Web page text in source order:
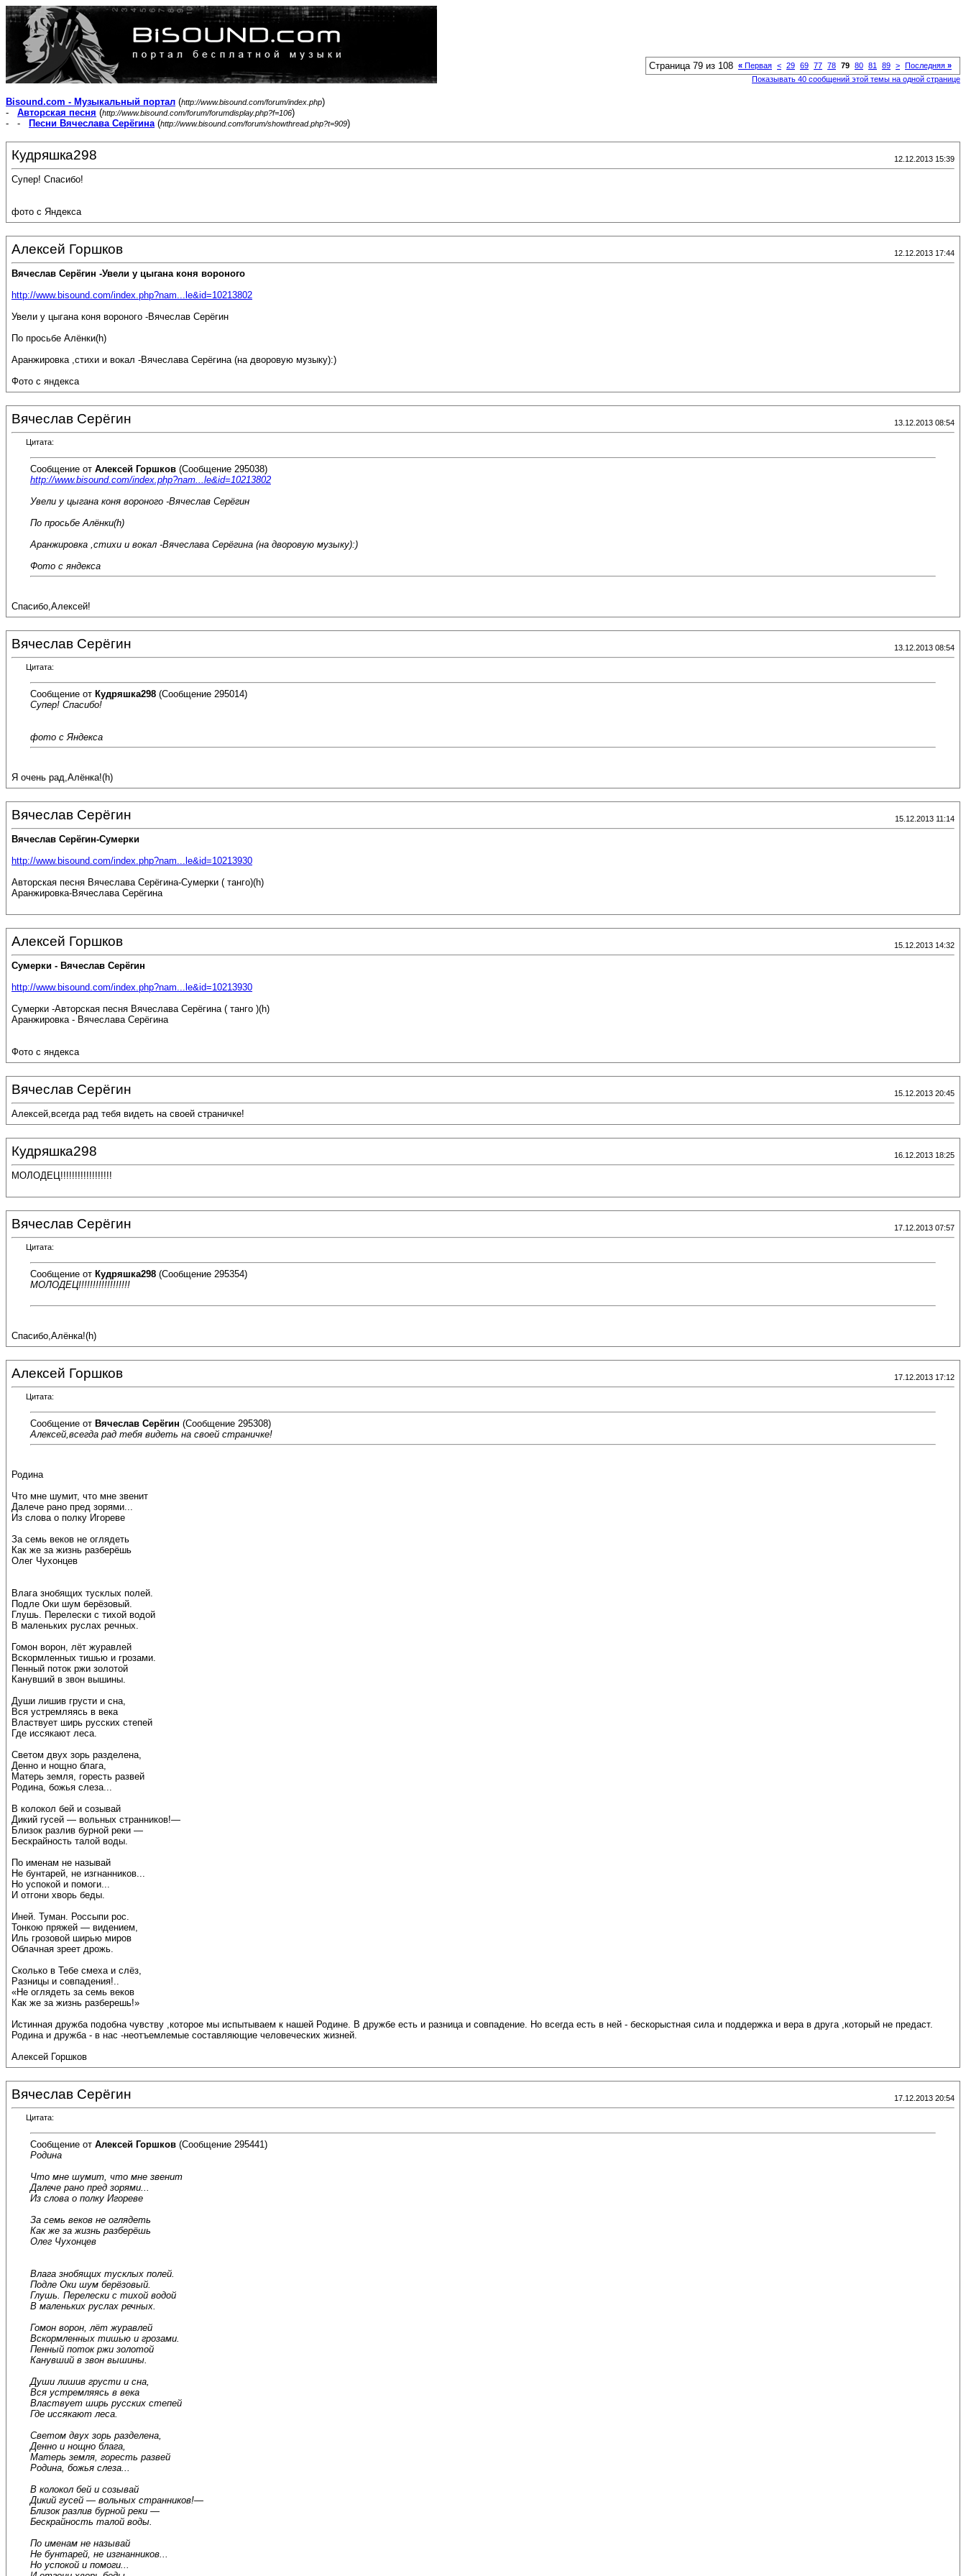
Страница 79 из 108 « Первая < 29 69 77 78 79 80 81 89 > Последняя »
Показывать 40 сообщений этой темы на одной странице
Bisound.com - Музыкальный портал (http://www.bisound.com/forum/index.php)
- Авторская песня (http://www.bisound.com/forum/forumdisplay.php?f=106)
- -
Песни Вячеслава Серёгина(http://www.bisound.com/forum/showthread.php?t=909)
Кудряшка298 12.12.2013 15:39
Супер! Спасибо!
фото с Яндекса
Алексей Горшков 12.12.2013 17:44
Вячеслав Серёгин -Увели у цыгана коня вороного
http://www.bisound.com/index.php?nam...le&id=10213802
Увели у цыгана коня вороного -Вячеслав Серёгин
По просьбе Алёнки(h)
Аранжировка ,стихи и вокал -Вячеслава Серёгина (на дворовую музыку):)
Фото с яндекса
Вячеслав Серёгин 13.12.2013 08:54
Цитата:
Сообщение от Алексей Горшков (Сообщение 295038)
http://www.bisound.com/index.php?nam...le&id=10213802
Увели у цыгана коня вороного -Вячеслав Серёгин
По просьбе Алёнки(h)
Аранжировка ,стихи и вокал -Вячеслава Серёгина (на дворовую музыку):)
Фото с яндекса
Спасибо,Алексей!
Вячеслав Серёгин 13.12.2013 08:54
Цитата:
Сообщение от Кудряшка298 (Сообщение 295014)
Супер! Спасибо!
фото с Яндекса
Я очень рад,Алёнка!(h)
Вячеслав Серёгин 15.12.2013 11:14
Вячеслав Серёгин-Сумерки
http://www.bisound.com/index.php?nam...le&id=10213930
Авторская песня Вячеслава Серёгина-Сумерки ( танго)(h)
Аранжировка-Вячеслава Серёгина
Алексей Горшков 15.12.2013 14:32
Сумерки - Вячеслав Серёгин
http://www.bisound.com/index.php?nam...le&id=10213930
Сумерки -Авторская песня Вячеслава Серёгина ( танго )(h)
Аранжировка - Вячеслава Серёгина
Фото с яндекса
Вячеслав Серёгин 15.12.2013 20:45
Алексей,всегда рад тебя видеть на своей страничке!
Кудряшка298 16.12.2013 18:25
МОЛОДЕЦ!!!!!!!!!!!!!!!!!!
Вячеслав Серёгин 17.12.2013 07:57
Цитата:
Сообщение от Кудряшка298 (Сообщение 295354)
МОЛОДЕЦ!!!!!!!!!!!!!!!!!!
Спасибо,Алёнка!(h)
Алексей Горшков 17.12.2013 17:12
Цитата:
Сообщение от Вячеслав Серёгин (Сообщение 295308)
Алексей,всегда рад тебя видеть на своей страничке!
Родина
Что мне шумит, что мне звенит
Далече рано пред зорями...
Из слова о полку Игореве
За семь веков не оглядеть
Как же за жизнь разберёшь
Олег Чухонцев
Влага знобящих тусклых полей.
Подле Оки шум берёзовый.
Глушь. Перелески с тихой водой
В маленьких руслах речных.
Гомон ворон, лёт журавлей
Вскормленных тишью и грозами.
Пенный поток ржи золотой
Канувший в звон вышины.
Души лишив грусти и сна,
Вся устремляясь в века
Властвует ширь русских степей
Где иссякают леса.
Светом двух зорь разделена,
Денно и нощно блага,
Матерь земля, горесть развей
Родина, божья слеза...
В колокол бей и созывай
Дикий гусей — вольных странников!—
Близок разлив бурной реки —
Бескрайность талой воды.
По именам не называй
Не бунтарей, не изгнанников...
Но успокой и помоги...
И отгони хворь беды.
Иней. Туман. Россыпи рос.
Тонкою пряжей — видением,
Иль грозовой ширью миров
Облачная зреет дрожь.
Сколько в Тебе смеха и слёз,
Разницы и совпадения!..
«Не оглядеть за семь веков
Как же за жизнь разберешь!»
Истинная дружба подобна чувству ,которое мы испытываем к нашей Родине. В дружбе есть и разница и совпадение. Но всегда есть в ней - бескорыстная сила и поддержка и вера в друга ,который не предаст.
Родина и дружба - в нас -неотъемлемые составляющие человеческих жизней.
Алексей Горшков
Вячеслав Серёгин 17.12.2013 20:54
Цитата:
Сообщение от Алексей Горшков (Сообщение 295441)
Родина
Что мне шумит, что мне звенит
Далече рано пред зорями...
Из слова о полку Игореве
За семь веков не оглядеть
Как же за жизнь разберёшь
Олег Чухонцев
Влага знобящих тусклых полей.
Подле Оки шум берёзовый.
Глушь. Перелески с тихой водой
В маленьких руслах речных.
Гомон ворон, лёт журавлей
Вскормленных тишью и грозами.
Пенный поток ржи золотой
Канувший в звон вышины.
Души лишив грусти и сна,
Вся устремляясь в века
Властвует ширь русских степей
Где иссякают леса.
Светом двух зорь разделена,
Денно и нощно блага,
Матерь земля, горесть развей
Родина, божья слеза...
В колокол бей и созывай
Дикий гусей — вольных странников!—
Близок разлив бурной реки —
Бескрайность талой воды.
По именам не называй
Не бунтарей, не изгнанников...
Но успокой и помоги...